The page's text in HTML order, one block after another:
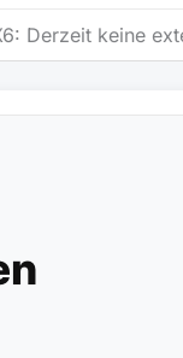
Derzeit keine